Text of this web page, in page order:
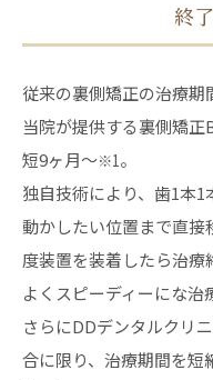
終
従来の裏側矯正の治療期
当院が提供する裏側矯
短9ヶ月～※1。
独自技術により、歯1本
動かしたい位置まで直接
度装置を装着したら治
よくスピーディーにな治
さらにDDデンタルクリ
合に限り、治療期間を短